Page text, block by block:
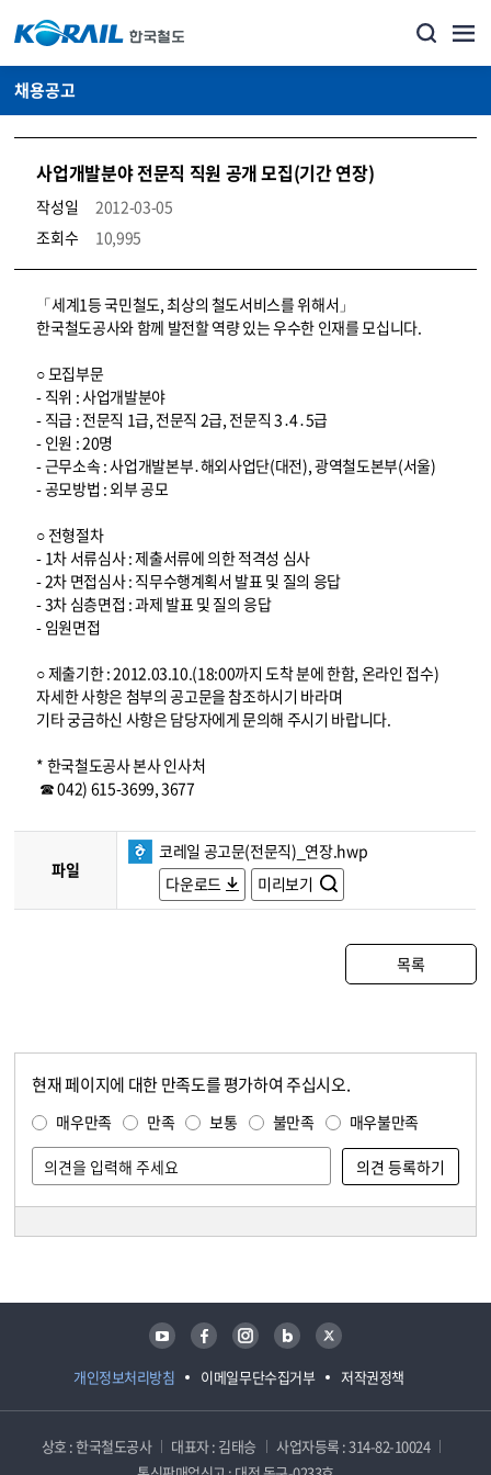
채용공고
사업개발분야 전문직 직원 공개 모집(기간 연장)
작성일
2012-03-05
조회수
10,995
코레일소개_경영공시_채용공고 상세보기 – 내용, 파일, 담당자 연락처로 구성
「세계1등 국민철도, 최상의 철도서비스를 위해서」
한국철도공사와 함께 발전할 역량 있는 우수한 인재를 모십니다.
○ 모집부문
- 직위 : 사업개발분야
- 직급 : 전문직 1급, 전문직 2급, 전문직 3․4․5급
- 인원 : 20명
- 근무소속 : 사업개발본부․해외사업단(대전), 광역철도본부(서울)
- 공모방법 : 외부 공모
○ 전형절차
- 1차 서류심사 : 제출서류에 의한 적격성 심사
- 2차 면접심사 : 직무수행계획서 발표 및 질의 응답
- 3차 심층면접 : 과제 발표 및 질의 응답
- 임원면접
○ 제출기한 : 2012.03.10.(18:00까지 도착 분에 한함, 온라인 접수)
자세한 사항은 첨부의 공고문을 참조하시기 바라며
기타 궁금하신 사항은 담당자에게 문의해 주시기 바랍니다.
* 한국철도공사 본사 인사처
☎ 042) 615-3699, 3677
파일
코레일 공고문(전문직)_연장.hwp
다운로드
미리보기
목록
현재 페이지에 대한 만족도를 평가하여 주십시오.
매우만족 만족 보통 불만족 매우불만족
개인정보처리방침 이메일무단수집거부 저작권정책
유튜브 페이스북 인스타그램 블로그 트위터
상호 : 한국철도공사 대표자 : 김태승
사업자등록 : 314-82-10024